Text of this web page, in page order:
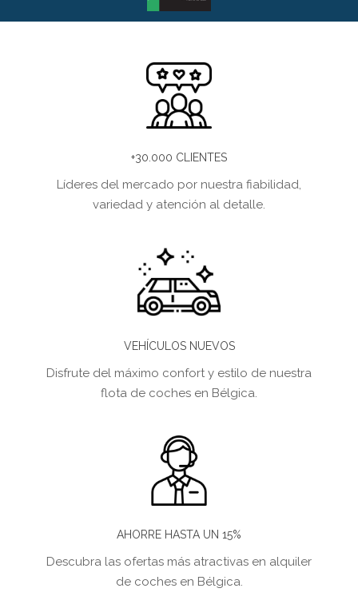
+30.000 CLIENTES
Líderes del mercado por nuestra fiabilidad,
variedad y atención al detalle.
VEHÍCULOS NUEVOS
Disfrute del máximo confort y estilo de nuestra
flota de coches en Bélgica.
AHORRE HASTA UN 15%
Descubra las ofertas más atractivas en alquiler
de coches en Bélgica.